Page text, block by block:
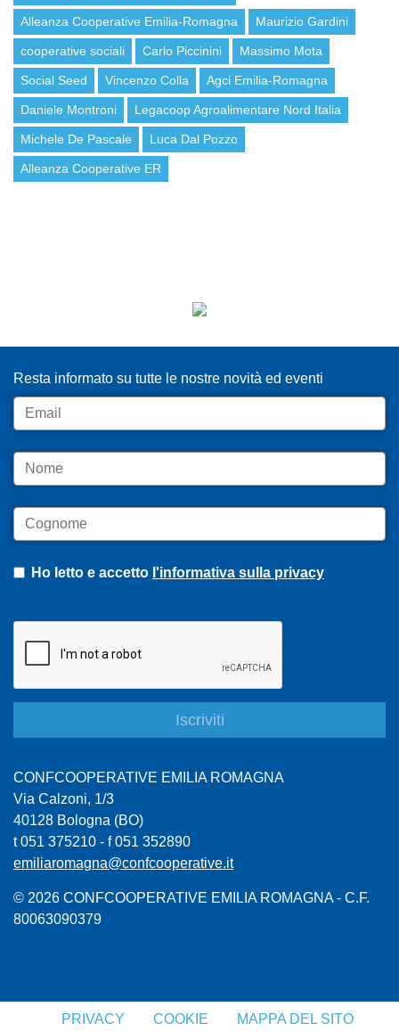
Alleanza Cooperative Emilia-Romagna Maurizio Gardini
cooperative sociali Carlo Piccinini Massimo Mota
Social Seed Vincenzo Colla Agci Emilia-Romagna
Daniele Montroni Legacoop Agroalimentare Nord Italia
Michele De Pascale Luca Dal Pozzo
Alleanza Cooperative ER
Resta informato su tutte le nostre novità ed eventi
Email
Nome
Cognome
Ho letto e accetto l'informativa sulla privacy
CONFCOOPERATIVE EMILIA ROMAGNA
Via Calzoni, 1/3
40128 Bologna (BO)
t 051 375210 - f 051 352890
emiliaromagna@confcooperative.it
© 2026 CONFCOOPERATIVE EMILIA ROMAGNA - C.F.
80063090379
PRIVACY COOKIE MAPPA DEL SITO